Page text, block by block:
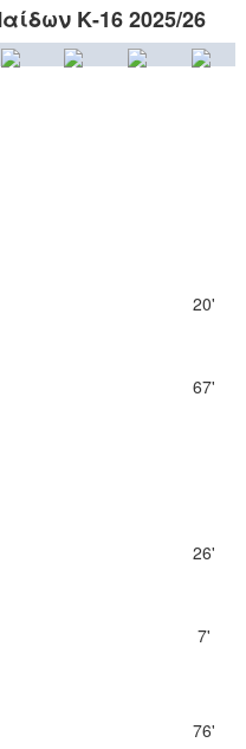
Κ-16 2025/26
20'
67'
26'
7'
76'